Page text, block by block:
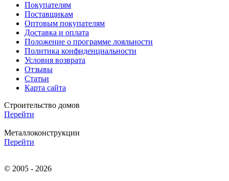
Покупателям
Поставщикам
Оптовым покупателям
Доставка и оплата
Положение о программе лояльности
Политика конфиденциальности
Условия возврата
Отзывы
Статьи
Карта сайта
Строительство домов
Перейти
Металлоконструкции
Перейти
© 2005 - 2026